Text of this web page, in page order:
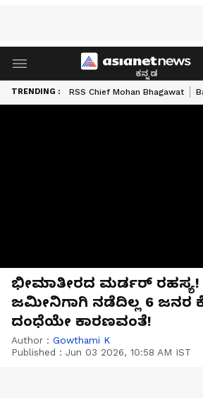
ಕನ್ನಡ
TRENDING : RSS Chief Mohan Bhagawat
ಭೀಮಾತೀರದ ಮರ್ಡರ್​​ ರಹಸ್ಯ!
ಜಮೀನಿಗಾಗಿ ನಡೆದಿಲ್ಲ 6 ಜನರ
ದಂಧೆಯೇ ಕಾರಣವಂತೆ!
Author : Gowthami K
Published : Jun 03 2026, 10:58 AM IST